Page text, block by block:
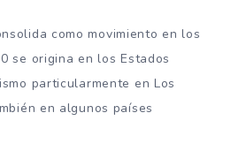
como movimiento en los
se origina en los Estados
particularmente en Los
en algunos países